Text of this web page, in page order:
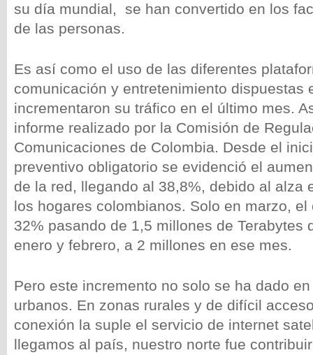
su día mundial, se han convertido en los
de las personas.
Es así como el uso de las diferentes
comunicación y entretenimiento dispuestas
incrementaron su tráfico en el último mes.
informe realizado por la Comisión de
Comunicaciones de Colombia. Desde el
preventivo obligatorio se evidenció el
de la red, llegando al 38,8%, debido al alza
los hogares colombianos. Solo en marzo,
32% pasando de 1,5 millones de Terabytes
enero y febrero, a 2 millones en ese mes.
Pero este incremento no solo se ha dado
urbanos. En zonas rurales y de difícil
conexión la suple el servicio de internet
llegamos al país, nuestro norte fue